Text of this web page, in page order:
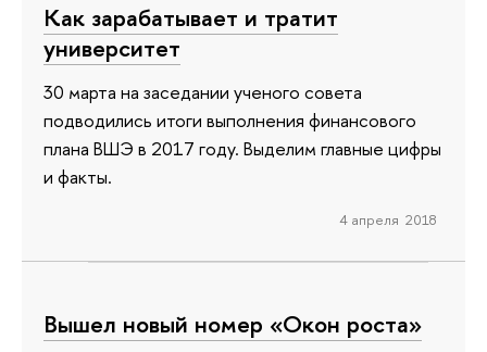
Как зарабатывает и тратит
университет
30 марта на заседании ученого совета
подводились итоги выполнения финансового
плана ВШЭ в 2017 году. Выделим главные цифры
и факты.
4 апреля 2018
Вышел новый номер «Окон роста»